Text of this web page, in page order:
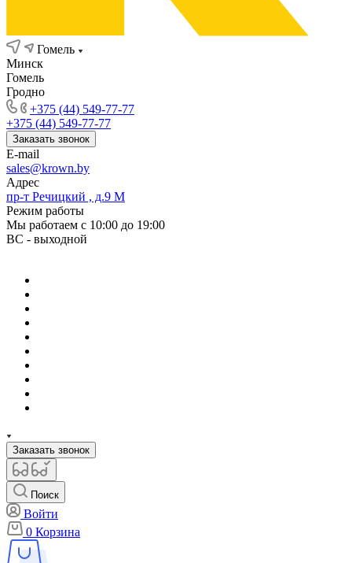
Гомель
Минск
Гомель
Гродно
+375 (44) 549-77-77
+375 (44) 549-77-77
Заказать звонок
E-mail
sales@krown.by
Адрес
пр-т Речицкий , д.9 М
Режим работы
Мы работаем с 10:00 до 19:00
ВС - выходной
Заказать звонок
Поиск
Войти
0 Корзина